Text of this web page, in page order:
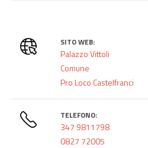
SITO WEB:
Palazzo Vittoli
Comune
Pro Loco Castelfranci
TELEFONO:
347 9811798
0827 72005